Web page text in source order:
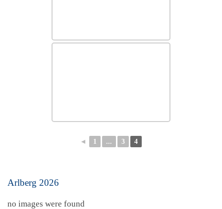
◄ 1 ... 3 4
Arlberg 2026
no images were found